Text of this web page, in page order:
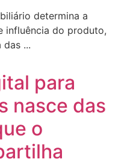
determina a
influência do produto,
...
para
nasce das
o